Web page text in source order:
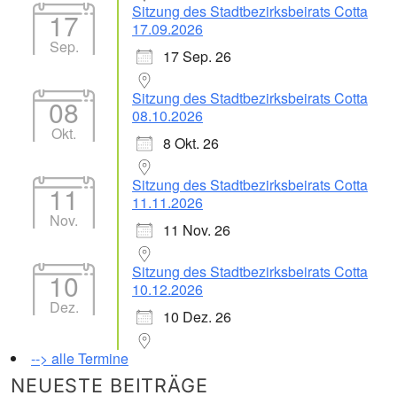
17
Sep.
Sitzung des Stadtbezirksbeirats Cotta
17.09.2026
17 Sep. 26
08
Okt.
Sitzung des Stadtbezirksbeirats Cotta
08.10.2026
8 Okt. 26
11
Nov.
Sitzung des Stadtbezirksbeirats Cotta
11.11.2026
11 Nov. 26
10
Dez.
Sitzung des Stadtbezirksbeirats Cotta
10.12.2026
10 Dez. 26
--> alle Termine
NEUESTE BEITRÄGE